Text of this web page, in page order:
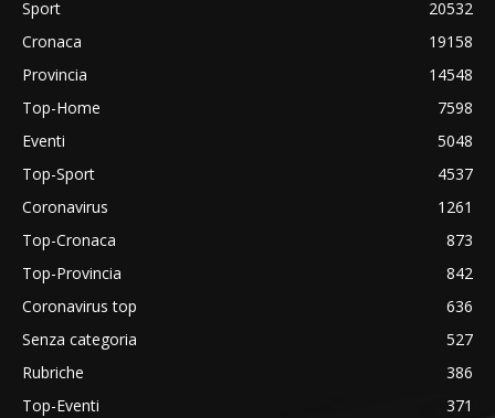
Sport
20532
Cronaca
19158
Provincia
14548
Top-Home
7598
Eventi
5048
Top-Sport
4537
Coronavirus
1261
Top-Cronaca
873
Top-Provincia
842
Coronavirus top
636
Senza categoria
527
Rubriche
386
Top-Eventi
371